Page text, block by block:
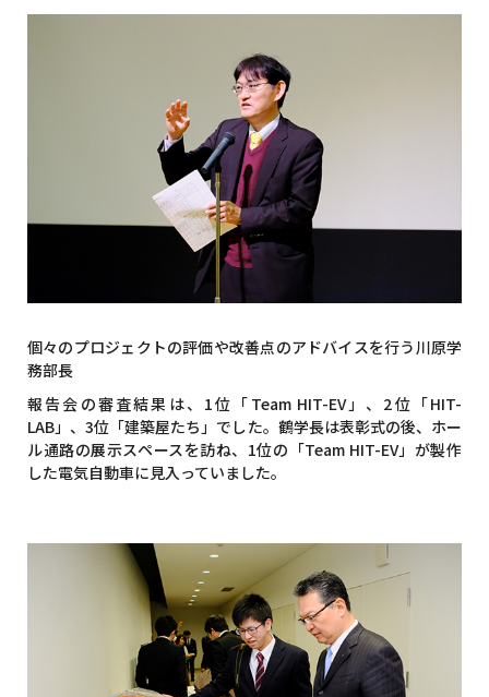
個々のプロジェクトの評価や改善点のアドバイスを行う川原学
務部長
報告会の審査結果は、1位「Team HIT-EV」、2位「HIT-
LAB」、3位「建築屋たち」でした。鶴学長は表彰式の後、ホー
ル通路の展示スペースを訪ね、1位の「Team HIT-EV」が製作
した電気自動車に見入っていました。